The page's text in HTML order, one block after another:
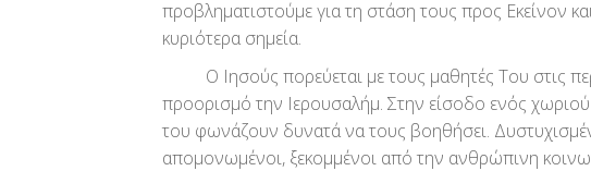
προβληματιστούμε για τη στάση τους προς Εκείνον
κυριότερα σημεία.
Ο Ιησούς πορεύεται με τους μαθητές Του στις
προορισμό την Ιερουσαλήμ. Στην είσοδο ενός
του φωνάζουν δυνατά να τους βοηθήσει.
απομονωμένοι, ξεκομμένοι από την ανθρώπινη